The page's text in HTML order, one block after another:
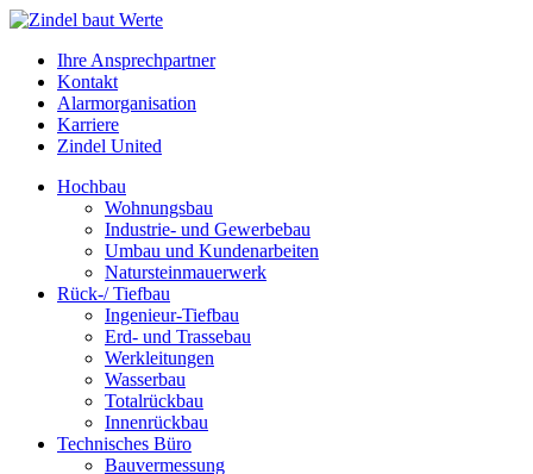
Ihre Ansprechpartner
Kontakt
Alarmorganisation
Karriere
Zindel United
Hochbau
Wohnungsbau
Industrie- und Gewerbebau
Umbau und Kundenarbeiten
Natursteinmauerwerk
Rück-/ Tiefbau
Ingenieur-Tiefbau
Erd- und Trassebau
Werkleitungen
Wasserbau
Totalrückbau
Innenrückbau
Technisches Büro
Bauvermessung